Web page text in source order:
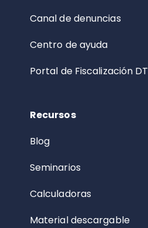
Canal de denuncias
Centro de ayuda
Portal de Fiscalización DT
Recursos
Blog
Seminarios
Calculadoras
Material descargable